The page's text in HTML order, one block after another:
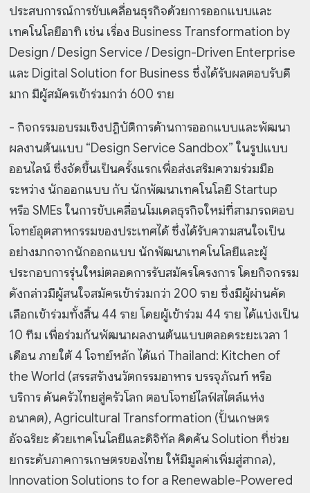
ประสบการณ์การขับเคลื่อนธุรกิจด้วยการออกแบบและ
เทคโนโลยีอาทิ เช่น เรื่อง Business Transformation by
Design / Design Service / Design-Driven Enterprise
และ Digital Solution for Business ซึ่งได้รับผลตอบรับดี
มาก มีผู้สมัครเข้าร่วมกว่า 600 ราย
- กิจกรรมอบรมเชิงปฏิบัติการด้านการออกแบบและพัฒนา
ผลงานต้นแบบ “Design Service Sandbox” ในรูปแบบ
ออนไลน์ ซึ่งจัดขึ้นเป็นครั้งแรกเพื่อส่งเสริมความร่วมมือ
ระหว่าง นักออกแบบ กับ นักพัฒนาเทคโนโลยี Startup
หรือ SMEs ในการขับเคลื่อนโมเดลธุรกิจใหม่ที่สามารถตอบ
โจทย์อุตสาหกรรมของประเทศได้ ซึ่งได้รับความสนใจเป็น
อย่างมากจากนักออกแบบ นักพัฒนาเทคโนโลยีและผู้
ประกอบการรุ่นใหม่ตลอดการรับสมัครโครงการ โดยกิจกรรม
ดังกล่าวมีผู้สนใจสมัครเข้าร่วมกว่า 200 ราย ซึ่งมีผู้ผ่านคัด
เลือกเข้าร่วมทั้งสิ้น 44 ราย โดยผู้เข้าร่วม 44 ราย ได้แบ่งเป็น
10 ทีม เพื่อร่วมกันพัฒนาผลงานต้นแบบตลอดระยะเวลา 1
เดือน ภายใต้ 4 โจทย์หลัก ได้แก่ Thailand: Kitchen of
the World (สรรสร้างนวัตกรรมอาหาร บรรจุภัณฑ์ หรือ
บริการ ดันครัวไทยสู่ครัวโลก ตอบโจทย์ไลฟ์สไตล์แห่ง
อนาคต), Agricultural Transformation (ปั้นเกษตร
อัจฉริยะ ด้วยเทคโนโลยีและดิจิทัล คิดค้น Solution ที่ช่วย
ยกระดับภาคการเกษตรของไทย ให้มีมูลค่าเพิ่มสู่สากล),
Innovation Solutions to for a Renewable-Powered